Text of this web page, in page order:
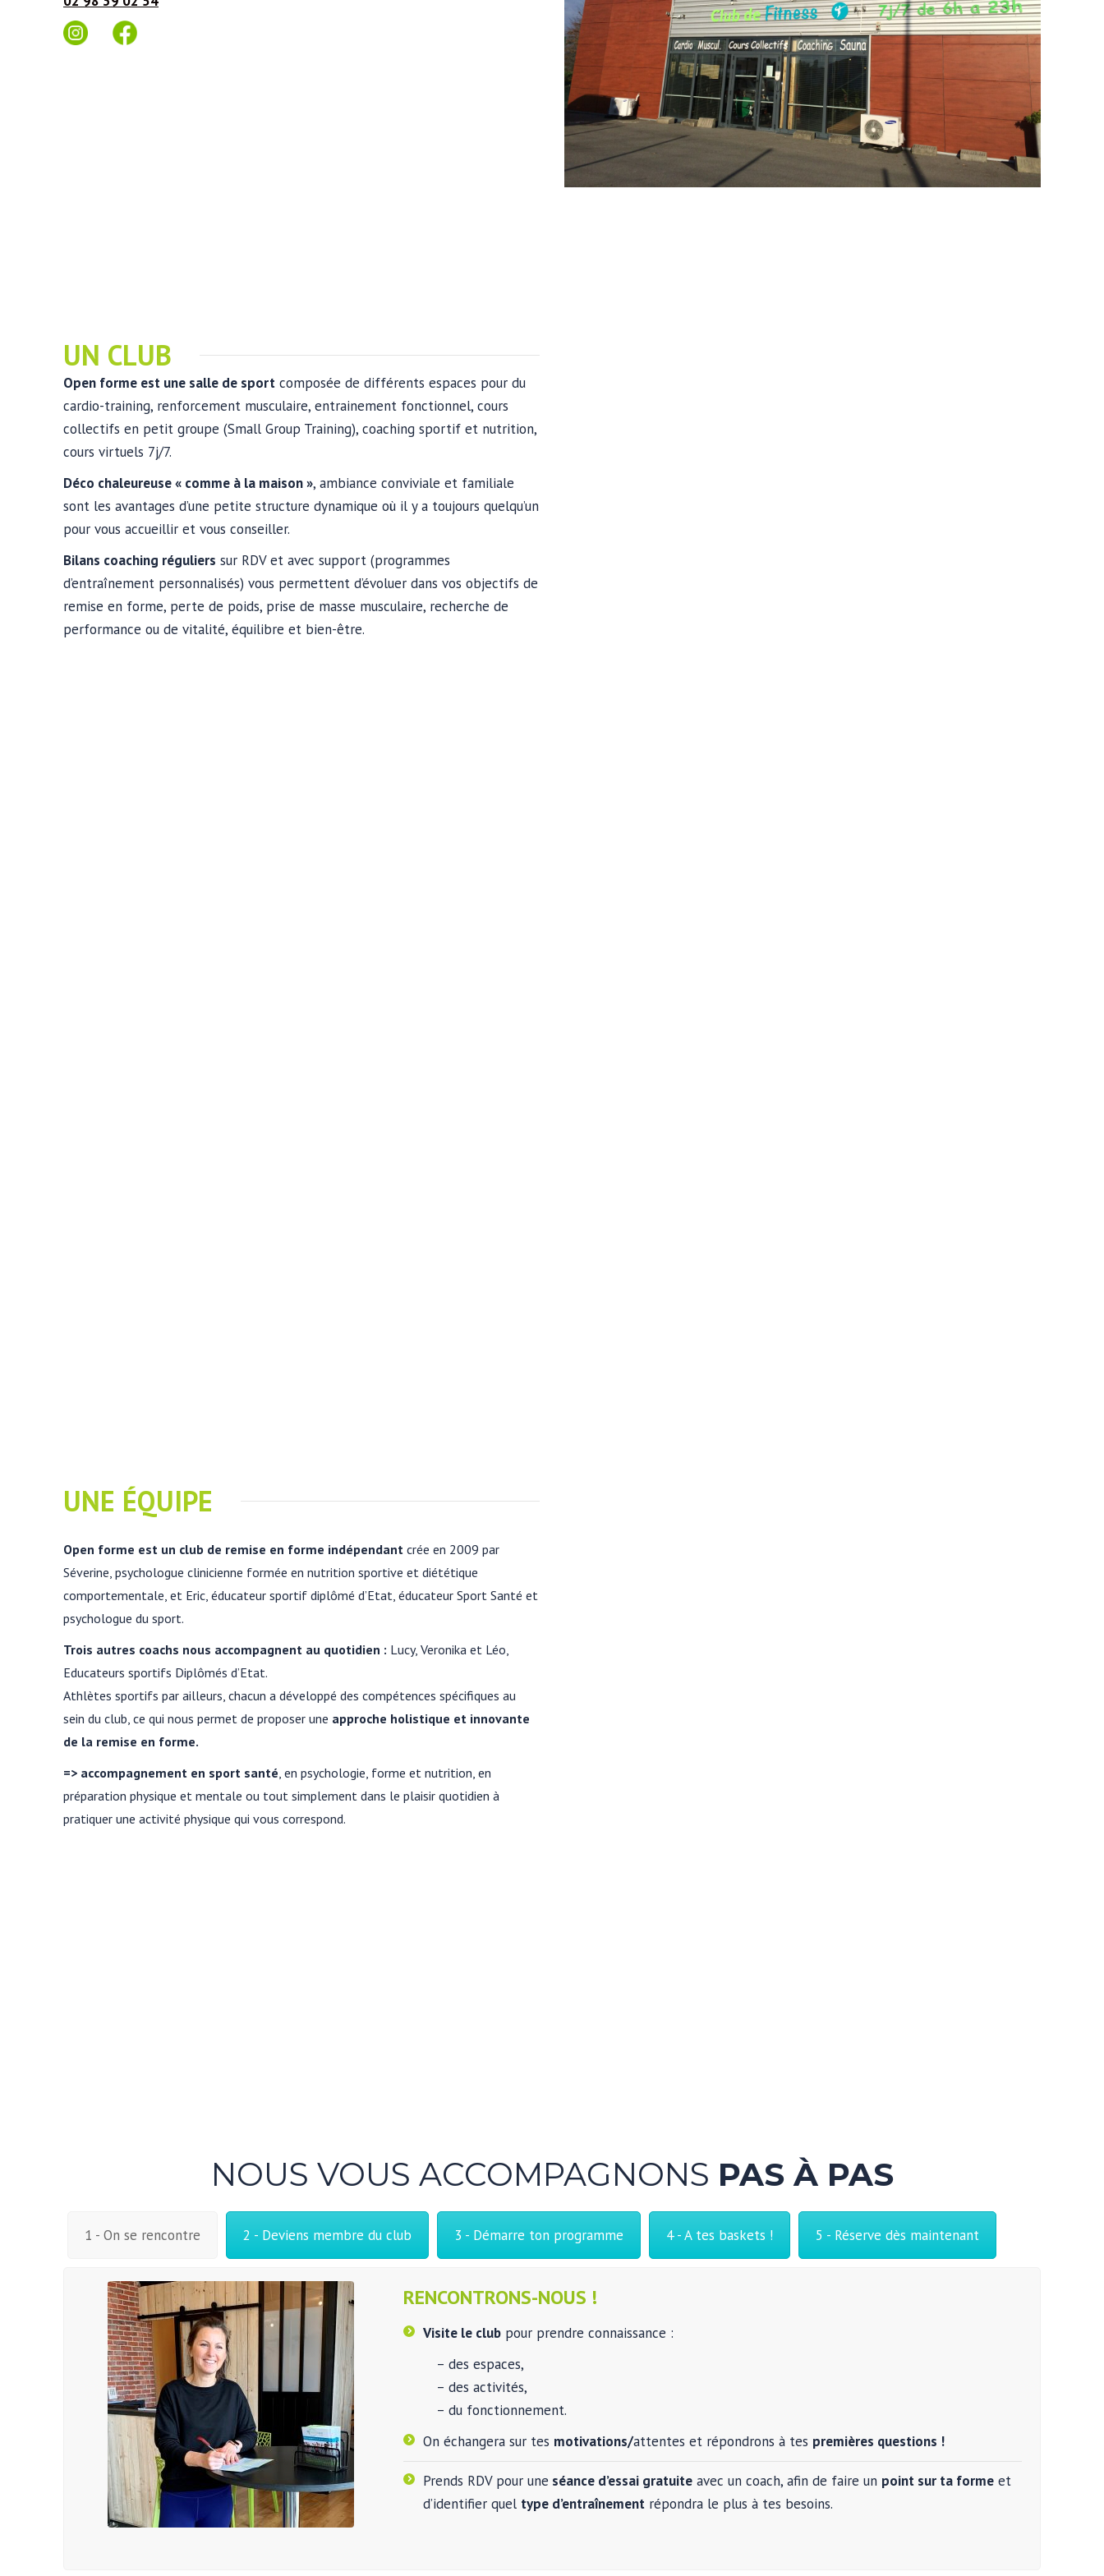
UN CLUB
Open forme est une salle de sport composée de différents espaces pour du
cardio-training, renforcement musculaire, entrainement fonctionnel, cours
collectifs en petit groupe (Small Group Training), coaching sportif et nutrition,
cours virtuels 7j/7.
Déco chaleureuse « comme à la maison », ambiance conviviale et familiale
sont les avantages d’une petite structure dynamique où il y a toujours quelqu’un
pour vous accueillir et vous conseiller.
Bilans coaching réguliers sur RDV et avec support (programmes
d’entraînement personnalisés) vous permettent d’évoluer dans vos objectifs de
remise en forme, perte de poids, prise de masse musculaire, recherche de
performance ou de vitalité, équilibre et bien-être.
UNE ÉQUIPE
Open forme est un club de remise en forme indépendant crée en 2009 par
Séverine, psychologue clinicienne formée en nutrition sportive et diététique
comportementale, et Eric, éducateur sportif diplômé d’Etat, éducateur Sport Santé et
psychologue du sport.
Trois autres coachs nous accompagnent au quotidien : Lucy, Veronika et Léo,
Educateurs sportifs Diplômés d’Etat.
Athlètes sportifs par ailleurs, chacun a développé des compétences spécifiques au
sein du club, ce qui nous permet de proposer une approche holistique et innovante
de la remise en forme.
=> accompagnement en sport santé , en psychologie, forme et nutrition, en
préparation physique et mentale ou tout simplement dans le plaisir quotidien à
pratiquer une activité physique qui vous correspond.
NOUS VOUS ACCOMPAGNONS PAS À PAS
1 - On se rencontre 2 - Deviens membre du club 3 - Démarre ton programme 4 - A tes baskets ! 5 - Réserve dès maintenant
RENCONTRONS-NOUS !
Visite le club pour prendre connaissance :
– des espaces,
– des activités,
– du fonctionnement.
On échangera sur tes motivations/attentes et répondrons à tes premières questions !
Prends RDV pour une séance d’essai gratuite avec un coach, afin de faire un point sur ta forme et
d’identifier quel type d’entraînement répondra le plus à tes besoins.